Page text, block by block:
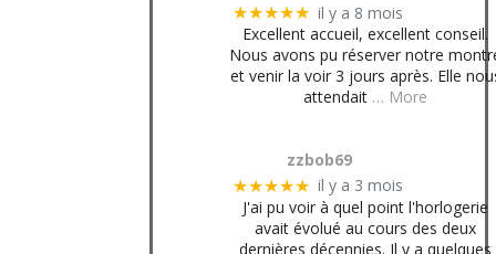
★★★★★ il y a 8 mois
Excellent accueil, excellent conseil.
Nous avons pu réserver notre
et venir la voir 3 jours après. Elle
attendait … More
zzbob69
★★★★★ il y a 3 mois
J'ai pu voir à quel point l'horlogerie
avait évolué au cours des deux
dernières décennies. Il y a quelques